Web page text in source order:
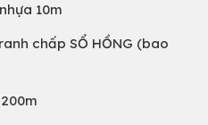
10m
chấp SỔ HỒNG (bao